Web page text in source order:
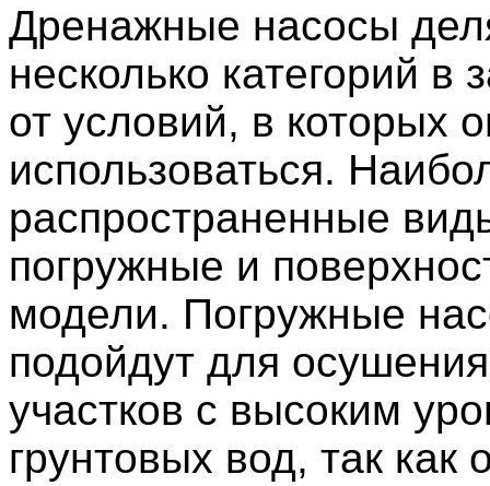
Дренажные насосы
несколько категорий в
от условий, в которых
использоваться.
распространенные
погружные и
модели. Погружные
подойдут для
участков с высоким
грунтовых вод, так как